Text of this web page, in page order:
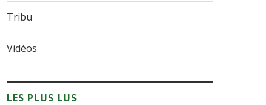
Tribu
Vidéos
LES PLUS LUS